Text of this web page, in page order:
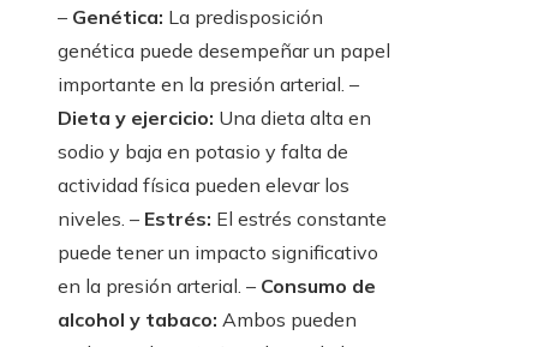
– Genética: La predisposición
genética puede desempeñar un papel
importante en la presión arterial. –
Dieta y ejercicio: Una dieta alta en
sodio y baja en potasio y falta de
actividad física pueden elevar los
niveles. – Estrés: El estrés constante
puede tener un impacto significativo
en la presión arterial. – Consumo de
alcohol y tabaco: Ambos pueden